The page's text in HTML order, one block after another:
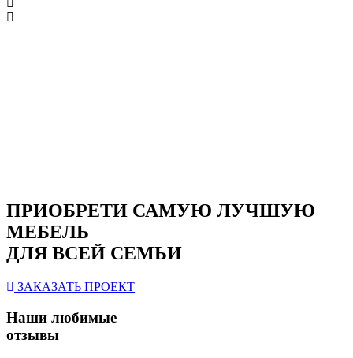
ПРИОБРЕТИ САМУЮ ЛУЧШУЮ
МЕБЕЛЬ
ДЛЯ ВСЕЙ СЕМЬИ
ЗАКАЗАТЬ ПРОЕКТ
Наши любимые
отзывы